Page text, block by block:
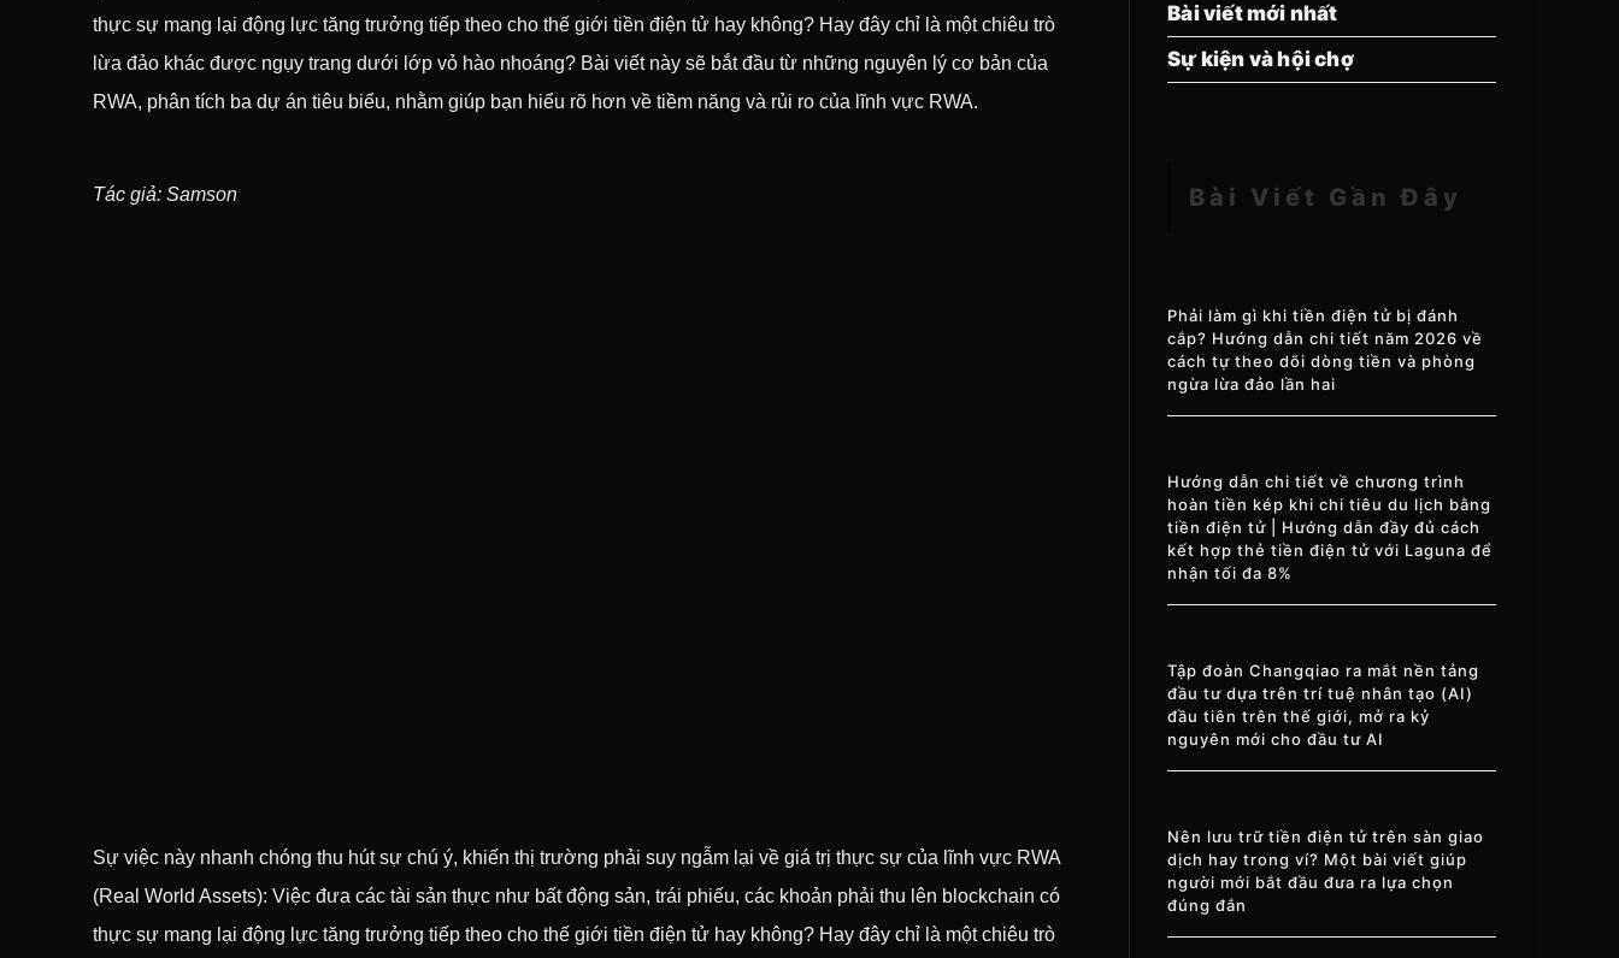
thực sự mang lại động lực tăng trưởng tiếp theo cho thế giới tiền điện tử hay không? Hay đây chỉ là một chiêu trò
lừa đảo khác được ngụy trang dưới lớp vỏ hào nhoáng? Bài viết này sẽ bắt đầu từ những nguyên lý cơ bản của
RWA, phân tích ba dự án tiêu biểu, nhằm giúp bạn hiểu rõ hơn về tiềm năng và rủi ro của lĩnh vực RWA.
Tác giả: Samson
Sự việc này nhanh chóng thu hút sự chú ý, khiến thị trường phải suy ngẫm lại về giá trị thực sự của lĩnh vực RWA
(Real World Assets): Việc đưa các tài sản thực như bất động sản, trái phiếu, các khoản phải thu lên blockchain có
thực sự mang lại động lực tăng trưởng tiếp theo cho thế giới tiền điện tử hay không? Hay đây chỉ là một chiêu trò
Bài viết mới nhất
Sự kiện và hội chợ
Bài Viết Gần Đây
Phải làm gì khi tiền điện tử bị đánh
cắp? Hướng dẫn chi tiết năm 2026 về
cách tự theo dõi dòng tiền và phòng
ngừa lừa đảo lần hai
Hướng dẫn chi tiết về chương trình
hoàn tiền kép khi chi tiêu du lịch bằng
tiền điện tử | Hướng dẫn đầy đủ cách
kết hợp thẻ tiền điện tử với Laguna để
nhận tối đa 8%
Tập đoàn Changqiao ra mắt nền tảng
đầu tư dựa trên trí tuệ nhân tạo (AI)
đầu tiên trên thế giới, mở ra kỷ
nguyên mới cho đầu tư AI
Nên lưu trữ tiền điện tử trên sàn giao
dịch hay trong ví? Một bài viết giúp
người mới bắt đầu đưa ra lựa chọn
đúng đắn